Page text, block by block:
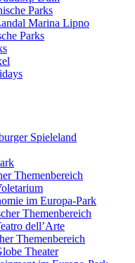
Parks
Marina Lipno
Parks
Spieleland
Themenbereich
im Europa-Park
Themenbereich
dell’Arte
Themenbereich
Theater